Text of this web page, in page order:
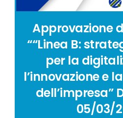
Approvazione
““Linea B:
per la
l’innovazione e
dell’impresa”
05/03/